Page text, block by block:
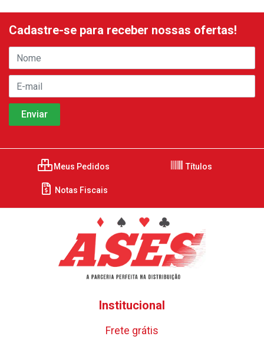
Cadastre-se para receber nossas ofertas!
Meus Pedidos Títulos
Notas Fiscais
Institucional
Frete grátis